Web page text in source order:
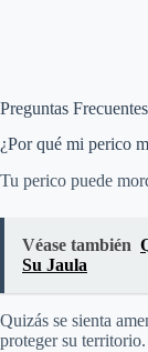
Preguntas Frecuentes
¿Por qué mi perico
Tu perico puede
Véase también
Su Jaula
Quizás se sienta
proteger su territorio.